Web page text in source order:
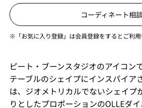
コーディネート相
※「お気に入り登録」は会員登録をするとご利用
ピート・ブーンスタジオのアイコン
テーブルのシェイプにインスパイア
は、ジオメトリカルでないシェイプ
りとしたプロポーションのOLLEダ